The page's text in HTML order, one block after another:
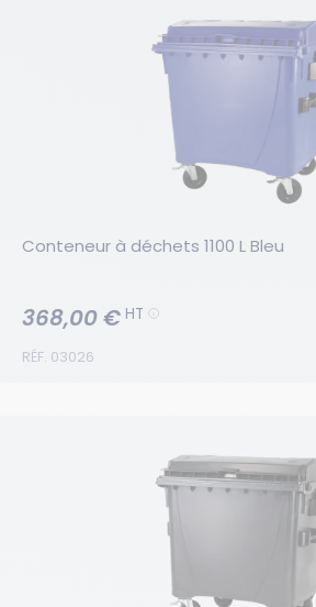
Conteneur à déchets 1100 L Bleu
RÉF. 03026
368,00 € HT